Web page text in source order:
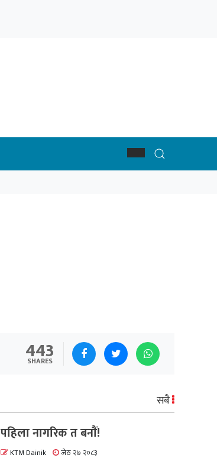
443
SHARES
सबै
पहिला नागरिक त बनाैं!
KTM Dainik जेठ २७ २०८३